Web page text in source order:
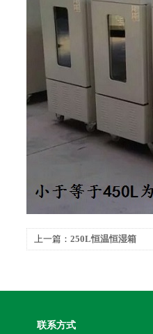
上一篇： 250L恒温恒湿箱
联系方式